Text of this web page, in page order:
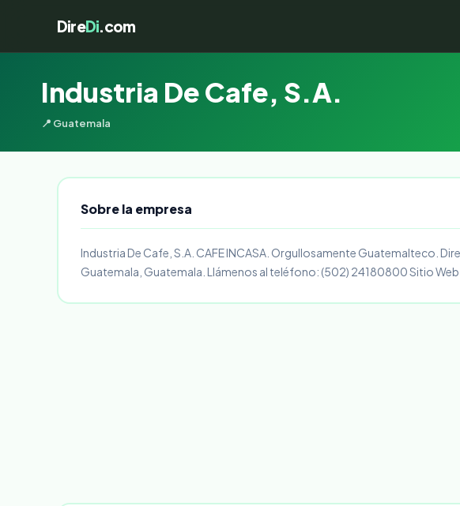
DireDi.com
Industria De Cafe, S.A.
📍 Guatemala
Sobre la empresa
Industria De Cafe, S.A. CAFE INCASA. Orgullosamente Guatemalteco.
Guatemala, Guatemala. Llámenos al teléfono: (502) 24180800 Sitio